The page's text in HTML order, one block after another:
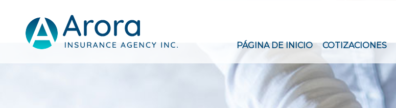
PÁGINA DE INICIO COTIZACIONES